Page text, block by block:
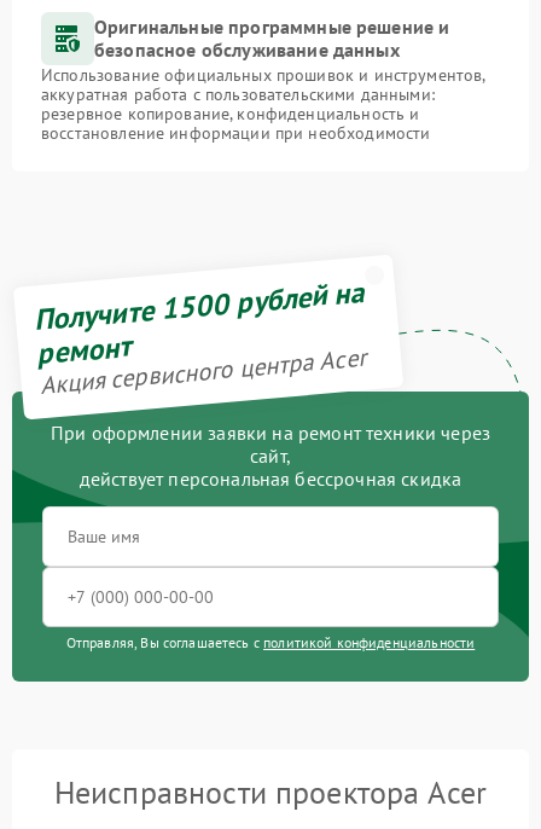
Оригинальные программные решение и
безопасное обслуживание данных
Использование официальных прошивок и инструментов,
аккуратная работа с пользовательскими данными:
резервное копирование, конфиденциальность и
восстановление информации при необходимости
Получите 1500 рублей на
ремонт
Акция сервисного центра Acer
При оформлении заявки на ремонт техники через
сайт,
действует персональная бессрочная скидка
Отправляя, Вы соглашаетесь с политикой конфиденциальности
Неисправности проектора Acer